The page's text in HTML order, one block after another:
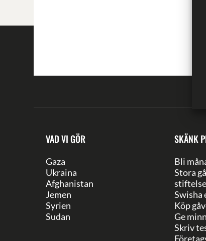
VAD VI GÖR
Gaza
Ukraina
Afghanistan
Jemen
Syrien
Sudan
SKÄNK
Bli
Stora
Swisha
Köp
Ge
Skriv